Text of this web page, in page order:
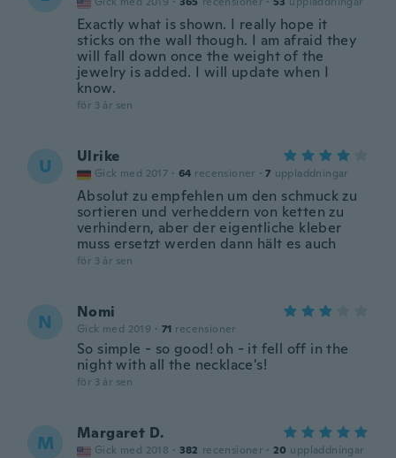
Exactly what is shown. I really hope it
sticks on the wall though. I am afraid they
will fall down once the weight of the
jewelry is added. I will update when I
know.
för 3 år sen
U Ulrike
Gick med 2017 · 64 recensioner · 7 uppladdningar
Absolut zu empfehlen um den schmuck zu
sortieren und verheddern von ketten zu
verhindern, aber der eigentliche kleber
muss ersetzt werden dann hält es auch
för 3 år sen
N Nomi
Gick med 2019 · 71 recensioner
So simple - so good! oh - it fell off in the
night with all the necklace's!
för 3 år sen
M Margaret D.
Gick med 2018 · 382 recensioner · 20 uppladdningar